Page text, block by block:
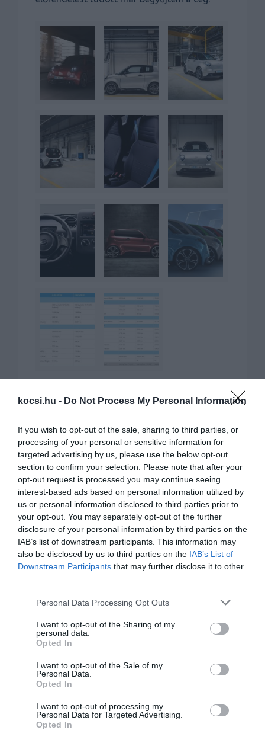
kocsi.hu - Do Not Process My Personal Information
If you wish to opt-out of the sale, sharing to third parties, or
processing of your personal or sensitive information for
targeted advertising by us, please use the below opt-out
section to confirm your selection. Please note that after your
opt-out request is processed you may continue seeing
interest-based ads based on personal information utilized by
us or personal information disclosed to third parties prior to
your opt-out. You may separately opt-out of the further
disclosure of your personal information by third parties on the
IAB’s list of downstream participants. This information may
also be disclosed by us to third parties on the IAB’s List of
Downstream Participants that may further disclose it to other
Please note that this website/app uses one or more Google
not limited to your visit or usage behaviour. You may click to
grant or deny consent to Google and its third-party tags to
use your data for below specified purposes in below Google
consent section.
Personal Data Processing Opt Outs
I want to opt-out of the Sharing of my
personal data.
Opted In
I want to opt-out of the Sale of my
Personal Data.
Opted In
I want to opt-out of processing my
Personal Data for Targeted Advertising.
Opted In
KAPCSOLÓDÓ CIKKEK
Itt az Audi infotainment rendszerek új
generációja
Elkészült az Audi új elektromos